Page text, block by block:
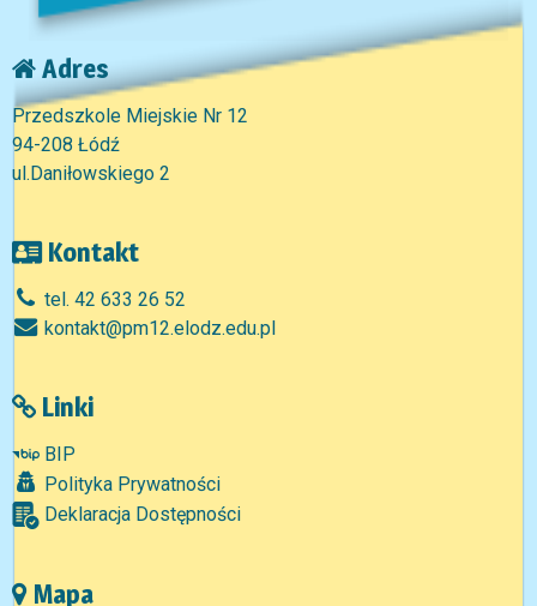
Adres
Przedszkole Miejskie Nr 12
94-208 Łódź
ul.Daniłowskiego 2
Kontakt
tel. 42 633 26 52
kontakt@pm12.elodz.edu.pl
Linki
BIP
Polityka Prywatności
Deklaracja Dostępności
Mapa